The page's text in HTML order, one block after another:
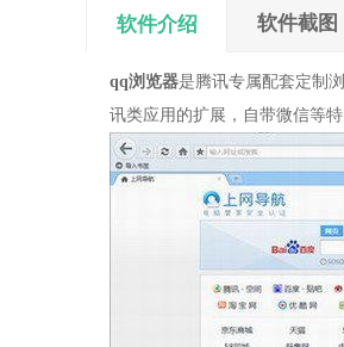
软件介绍 软件截图
qq浏览器是腾讯专属配套定制
讯类应用的扩展，自带微信等特